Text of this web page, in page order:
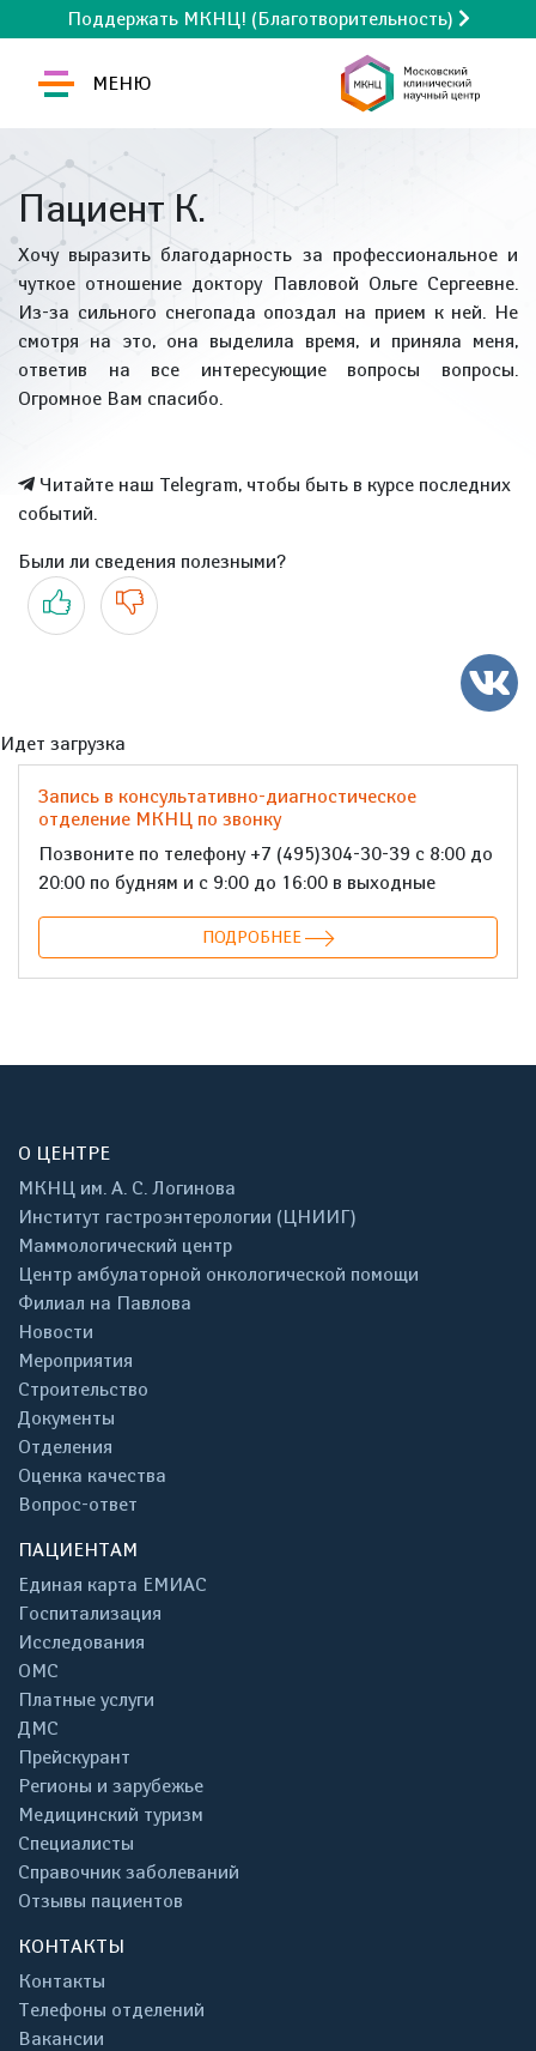
Поддержать МКНЦ! (Благотворительность)
МЕНЮ
Пациент К.
Хочу выразить благодарность за профессиональное и
чуткое отношение доктору Павловой Ольге Сергеевне.
Из-за сильного снегопада опоздал на прием к ней. Не
смотря на это, она выделила время, и приняла меня,
ответив на все интересующие вопросы вопросы.
Огромное Вам спасибо.
Читайте наш Telegram, чтобы быть в курсе последних
событий.
Были ли сведения полезными?
Да Нет
Идет загрузка
Запись в консультативно-диагностическое
отделение МКНЦ по звонку
Позвоните по телефону +7 (495)304-30-39 с 8:00 до
20:00 по будням и с 9:00 до 16:00 в выходные
ПОДРОБНЕЕ
О ЦЕНТРЕ
МКНЦ им. А. С. Логинова
Институт гастроэнтерологии (ЦНИИГ)
Маммологический центр
Центр амбулаторной онкологической помощи
Филиал на Павлова
Новости
Мероприятия
Строительство
Документы
Отделения
Оценка качества
Вопрос-ответ
ПАЦИЕНТАМ
Единая карта ЕМИАС
Госпитализация
Исследования
ОМС
Платные услуги
ДМС
Прейскурант
Регионы и зарубежье
Медицинский туризм
Специалисты
Справочник заболеваний
Отзывы пациентов
КОНТАКТЫ
Контакты
Телефоны отделений
Вакансии